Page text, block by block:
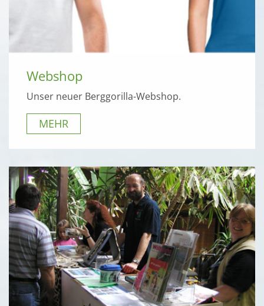
Webshop
Unser neuer Berggorilla-Webshop.
MEHR